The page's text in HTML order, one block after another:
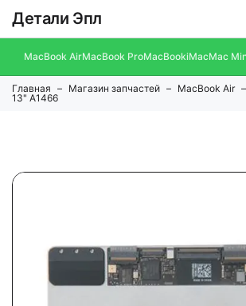
Детали Эпл
MacBook AirMacBook ProMacBookiMacMac
Главная Магазин запчастей MacBook Air
13" A1466